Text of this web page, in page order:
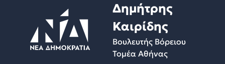
Δημήτρης
Καιρίδης
Βουλευτής Βόρειου
Τομέα Αθήνας